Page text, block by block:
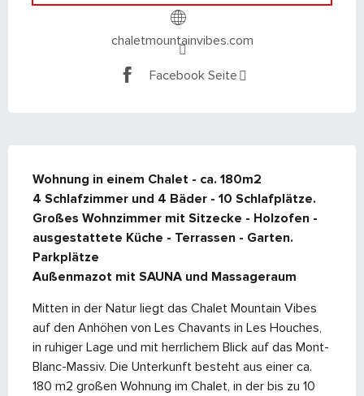
chaletmountainvibes.com
Facebook Seite
Wohnung in einem Chalet - ca. 180m2
4 Schlafzimmer und 4 Bäder - 10 Schlafplätze.
Großes Wohnzimmer mit Sitzecke - Holzofen -
ausgestattete Küche - Terrassen - Garten.
Parkplätze
Außenmazot mit SAUNA und Massageraum
Mitten in der Natur liegt das Chalet Mountain Vibes
auf den Anhöhen von Les Chavants in Les Houches,
in ruhiger Lage und mit herrlichem Blick auf das Mont-
Blanc-Massiv. Die Unterkunft besteht aus einer ca.
180 m2 großen Wohnung im Chalet, in der bis zu 10